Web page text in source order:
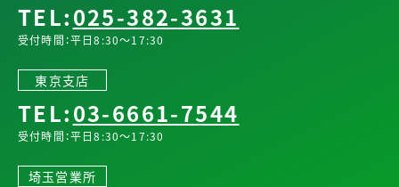
TEL:025-382-3631
受付時間：平日8:30～17:30
東京支店
TEL:03-6661-7544
受付時間：平日8:30～17:30
埼玉営業所